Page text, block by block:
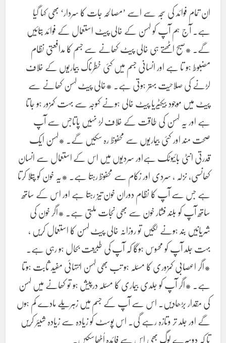
ان تمام فوائد کی سجہ سے اسے ’مصالحہ جات کا سردار‘ بھی کہا گیا
ہے۔ آج ہم آپ کو لہسن کے خالی پیٹ استعمال کے فوائد بتائیں
گے۔ *صبح اٹھتے ہی خالی پیٹ کھانے سے جسم کا مدافعتی نظام
مضبوط ہو تا ہے اور انسانی جسم میں کئی خطرناک بیماریوں کے خلاف
لڑنے کی صلاحیت بہتر ہوتی ہے۔ *خالی پیٹ لہسن کھانے سے
پیٹ میں موجود بیکٹیریا پیٹ خالی ہونے کہوجہ سے بہت کمزور ہو جاتا
ہے اور یہ لہسن کی طاقت کے خلاف لڑ نہیں پاتاجس سے آپ
صحت مند اور کئی بیماریوں سے محفوظ رہ سکیں گے۔ *لہسن ایک
قدرتی انٹی بائیوٹک ہےاور سردیوں میں اس کے استعمال سے انسان
کھانسی، نزلہ ، سردی اور زکام سے محفوظ رہتا ہے۔ *یہ خون کو پتلا کرتا
ہے جس سے آپ کا نظام دوران خون تیز رہتا ہے اور اس کے ساتھ
ساتھ آپ کو بلند فشار خون سے بھی نجات ملتی ہے۔ *اگر خون کی
شریانیں بند ہونے لگیں تو روزانہ خالی پیٹ لہسن کا استعمال کریں ،
بہت جلد آپ کو محسوس ہوگا کہ آپ کی طبیعت بحال ہو رہی ہے۔
*اگر اعصابی کمزوری کا مسئلہ ہو تب بھی لہسن انتہائی مفید ثابت ہوتا
ہے۔ *اگر آپ کو جلدی بیماری کا مسئلہ درپیش ہو تو کھانے میں لہسن
کی مقدار بڑھادیں۔ اس سے آپ کے جسم میں زہریلے مادے کم ہوں
گے اور جلد تر وتازہ رہے گی۔ اس پوسٹ کو زیادہ سے زیادہ شیئر کریں